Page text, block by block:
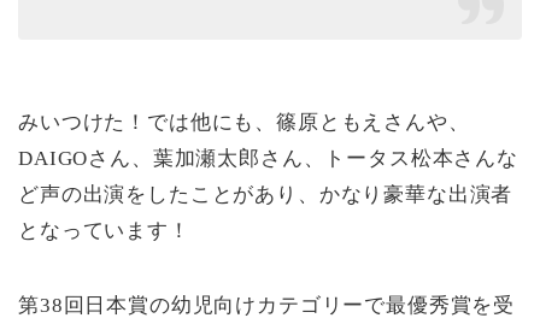
みいつけた！では他にも、篠原ともえさんや、
DAIGOさん、葉加瀬太郎さん、トータス松本さんな
ど声の出演をしたことがあり、かなり豪華な出演者
となっています！
第38回日本賞の幼児向けカテゴリーで最優秀賞を受